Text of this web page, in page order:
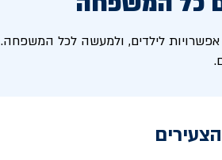
לילדים, ולמעשה לכל המשפחה.